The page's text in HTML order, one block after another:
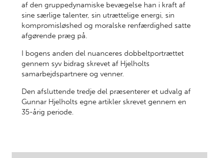
af den gruppedynamiske bevægelse han i kraft af
sine særlige talenter, sin utrættelige energi, sin
kompromisløshed og moralske renfærdighed satte
afgørende præg på.
I bogens anden del nuanceres dobbelt­portrættet
gennem syv bidrag skrevet af Hjelholts
samarbejdspartnere og venner.
Den afsluttende tredje del præsenterer et udvalg af
Gunnar Hjelholts egne artikler skrevet gennem en
35-årig periode.